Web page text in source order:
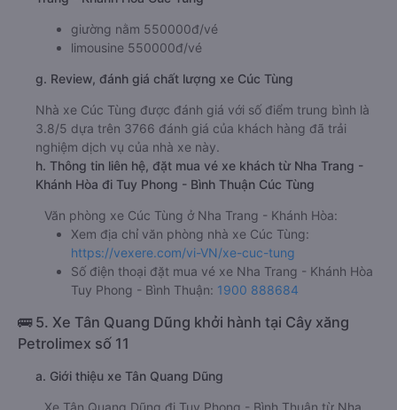
giường nằm 550000đ/vé
limousine 550000đ/vé
g. Review, đánh giá chất lượng xe Cúc Tùng
Nhà xe Cúc Tùng được đánh giá với số điểm trung bình là
3.8/5 dựa trên 3766 đánh giá của khách hàng đã trải
nghiệm dịch vụ của nhà xe này.
h. Thông tin liên hệ, đặt mua vé xe khách từ Nha Trang -
Khánh Hòa đi Tuy Phong - Bình Thuận Cúc Tùng
Văn phòng xe Cúc Tùng ở Nha Trang - Khánh Hòa:
Xem địa chỉ văn phòng nhà xe Cúc Tùng:
https://vexere.com/vi-VN/xe-cuc-tung
Số điện thoại đặt mua vé xe Nha Trang - Khánh Hòa
Tuy Phong - Bình Thuận: 1900 888684
🚌 5. Xe Tân Quang Dũng khởi hành tại Cây xăng
Petrolimex số 11
a. Giới thiệu xe Tân Quang Dũng